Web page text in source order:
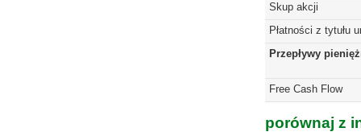
Skup akcji
Płatności z tytułu
Przepływy
Free Cash Flow
porównaj z